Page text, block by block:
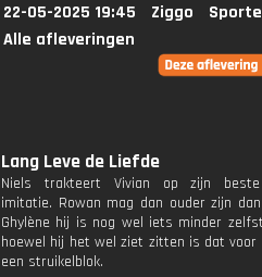
22-05-2025 19:45 Ziggo
Alle afleveringen
Lang Leve de Liefde
Niels trakteert Vivian op zijn beste
imitatie. Rowan mag dan ouder zijn
Ghylène hij is nog wel iets minder
hoewel hij het wel ziet zitten is dat voor
een struikelblok.